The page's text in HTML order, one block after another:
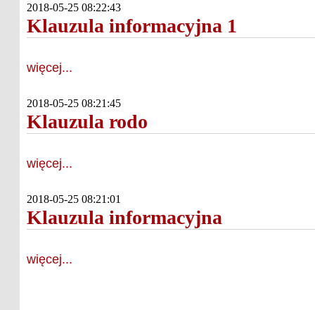
2018-05-25 08:22:43
Klauzula informacyjna 1
więcej...
2018-05-25 08:21:45
Klauzula rodo
więcej...
2018-05-25 08:21:01
Klauzula informacyjna
więcej...